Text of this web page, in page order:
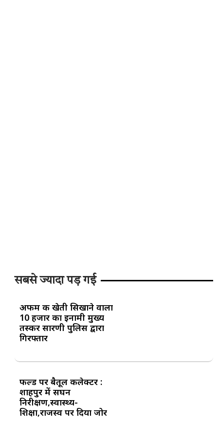
सबसे ज्यादा पड़ गई
अफीम की खेती सिखाने वाला
10 हजार का इनामी मुख्य
तस्कर सारणी पुलिस द्वारा
गिरफ्तार
फील्ड पर बैतूल कलेक्टर :
शाहपुर में सघन
निरीक्षण,स्वास्थ्य-
शिक्षा,राजस्व पर दिया जोर